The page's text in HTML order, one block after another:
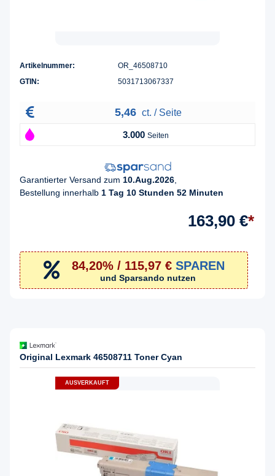
Artikelnummer:
OR_46508710
GTIN:
5031713067337
5,46 ct. / Seite
3.000 Seiten
Garantierter Versand zum 10.Aug.2026
Bestellung innerhalb 1 Tag 10 Stunden 52 Minuten
163,90 €*
84,20% / 115,97 € SPAREN
und Sparsando nutzen
Original Lexmark 46508711 Toner Cyan
AUSVERKAUFT